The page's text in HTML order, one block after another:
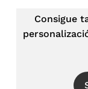
Consigue